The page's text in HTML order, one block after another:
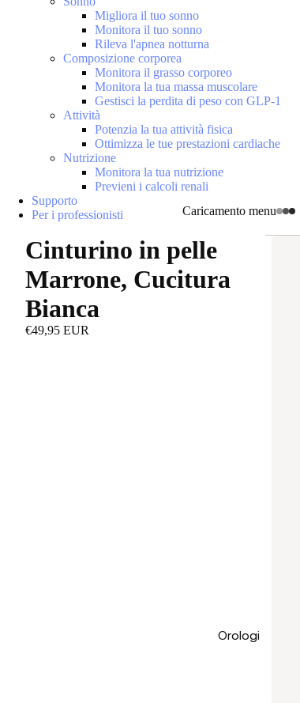
Caricamento menu
Orologi
Migliora il tuo sonno
Monitora il tuo sonno
Rileva l'apnea notturna
Composizione corporea
Monitora il grasso corporeo
Monitora la tua massa muscolare
Gestisci la perdita di peso con GLP-1
Attività
Potenzia la tua attività fisica
Ottimizza le tue prestazioni cardiache
Nutrizione
Monitora la tua nutrizione
Previeni i calcoli renali
Supporto
Per i professionisti
Cinturino in pelle
Marrone, Cucitura
Bianca
€49,95 EUR